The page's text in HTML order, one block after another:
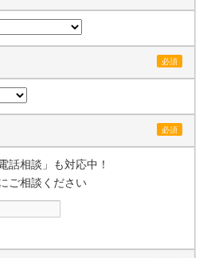
必須
必須
話相談」も対応中！
ご相談ください